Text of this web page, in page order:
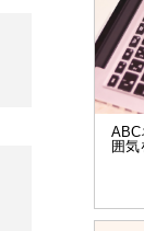
ABC
囲気